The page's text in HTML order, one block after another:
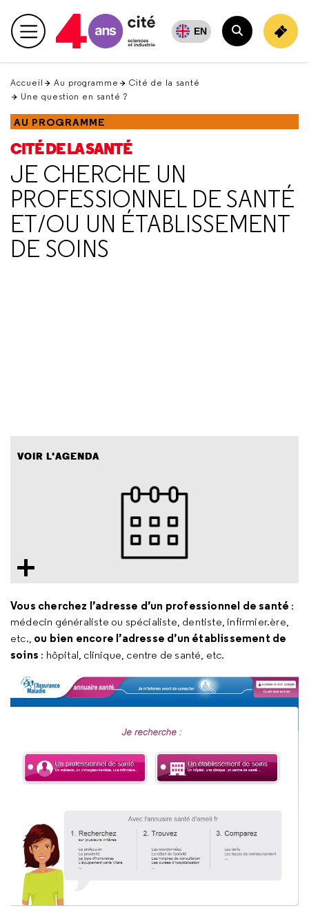
en
haut Menu principal EN
Rechercher
Accueil Au programme
Cité de la santé
Une question en santé ?
AU PROGRAMME
CITÉ DE LA SANTÉ
JE CHERCHE UN
PROFESSIONNEL DE SANTÉ
ET/OU UN ÉTABLISSEMENT
DE SOINS
VOIR L'AGENDA
Vous cherchez l’adresse d’un professionnel de santé :
médecin généraliste ou spécialiste, dentiste, infirmier.ère,
etc., ou bien encore l’adresse d’un établissement de
soins : hôpital, clinique, centre de santé, etc.